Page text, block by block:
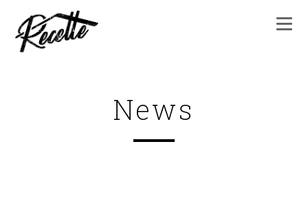
News